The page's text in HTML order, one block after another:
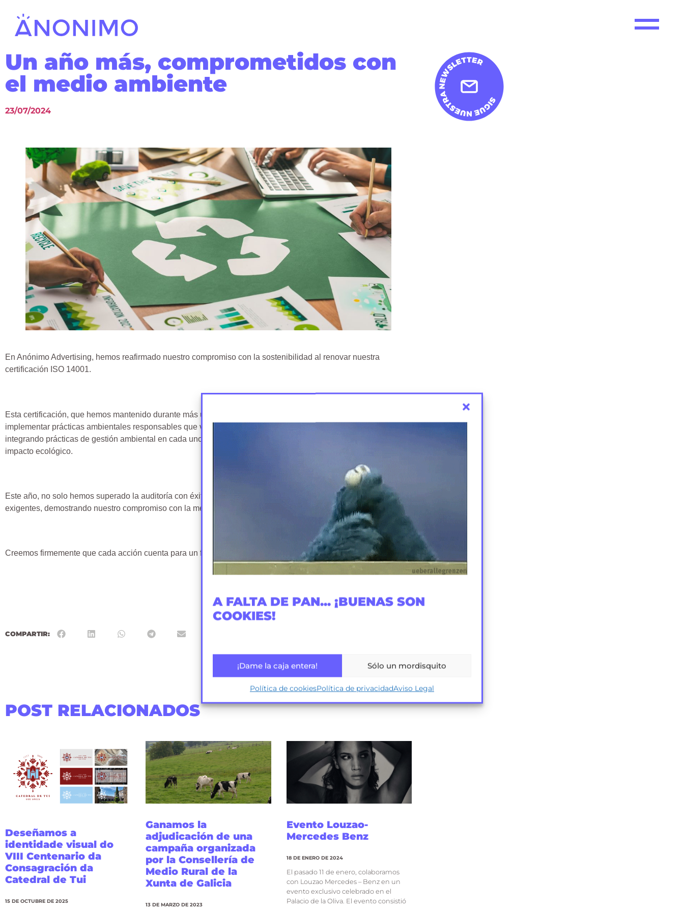
A FALTA DE PAN... ¡BUENAS SON
COOKIES!
¡Dame la caja entera! Sólo un mordisquito
Política de cookiesPolítica de privacidadAviso Legal
Un año más, comprometidos con
el medio ambiente
23/07/2024
En Anónimo Advertising, hemos reafirmado nuestro compromiso con la sostenibilidad al renovar nuestra
certificación ISO 14001.
Esta certificación, que hemos mantenido durante más una década, refleja nuestro esfuerzo constante en
implementar prácticas ambientales responsables que van más allá de los estándares básicos. Desde 2010,
integrando prácticas de gestión ambiental en cada uno de nuestros procesos, siempre orientados a minimizar el
impacto ecológico.
Este año, no solo hemos superado la auditoría con éxito, sino que también hemos adoptado estándares más
exigentes, demostrando nuestro compromiso con la mejora continua y el respeto por el medio ambiente.
Creemos firmemente que cada acción cuenta para un futuro más verde y sostenible.
COMPARTIR:
POST RELACIONADOS
Deseñamos a
identidade visual do
VIII Centenario da
Consagración da
Catedral de Tui
15 DE OCTUBRE DE 2025
Ganamos la
adjudicación de una
campaña organizada
por la Consellería de
Medio Rural de la
Xunta de Galicia
13 DE MARZO DE 2023
Evento Louzao-
Mercedes Benz
18 DE ENERO DE 2024
El pasado 11 de enero, colaboramos
con Louzao Mercedes – Benz en un
evento exclusivo celebrado en el
Palacio de la Oliva. El evento consistió